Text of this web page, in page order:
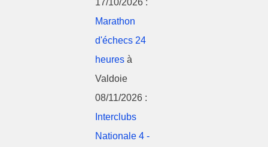
Marathon
d'échecs 24
heures à
Valdoie
08/11/2026 :
Interclubs
Nationale 4 -